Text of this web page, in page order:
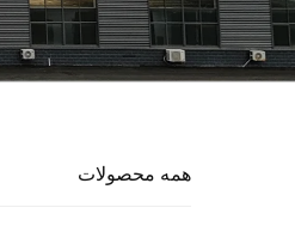
همه محصولات